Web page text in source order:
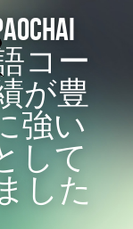
コー
が豊
強い
して
した